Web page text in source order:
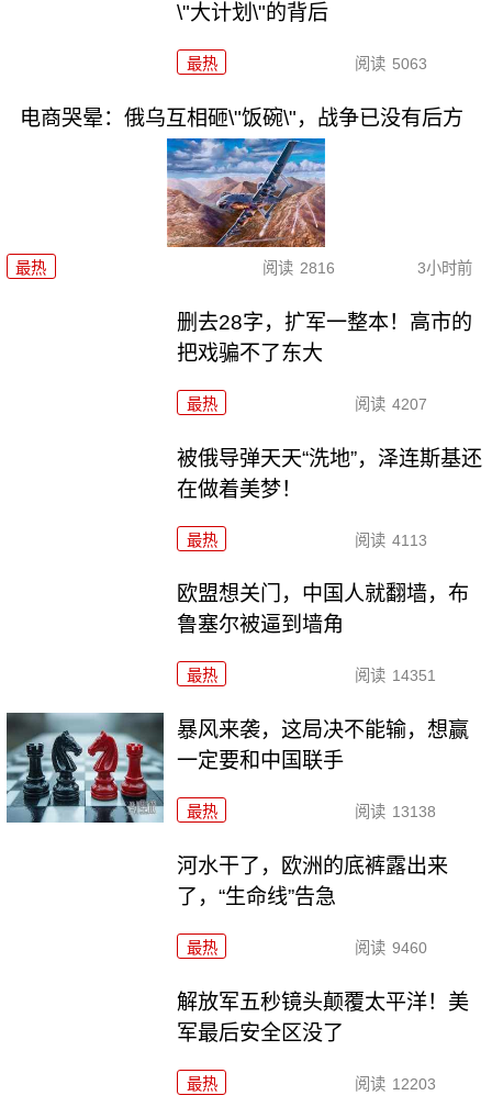
\"大计划\"的背后
最热 阅读 5063
电商哭晕：俄乌互相砸\"饭碗\"，战争已没有后方
最热 阅读 2816 3小时前
删去28字，扩军一整本！高市的
把戏骗不了东大
最热 阅读 4207
被俄导弹天天“洗地”，泽连斯基还
在做着美梦！
最热 阅读 4113
欧盟想关门，中国人就翻墙，布
鲁塞尔被逼到墙角
最热 阅读 14351
暴风来袭，这局决不能输，想赢
一定要和中国联手
最热 阅读 13138
河水干了，欧洲的底裤露出来
了，“生命线”告急
最热 阅读 9460
解放军五秒镜头颠覆太平洋！美
军最后安全区没了
最热 阅读 12203